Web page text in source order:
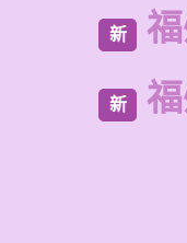
新
新